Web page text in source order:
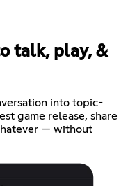
talk, play, &
into topic-
game release, share
— without